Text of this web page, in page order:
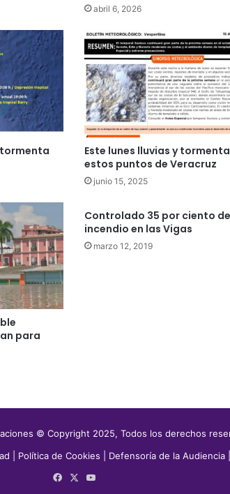
abril 6, 2026
tormenta
Este lunes lluvias y
estos puntos de Veracruz
junio 15, 2025
para
Controlado 35 por ciento de
incendio en las Vigas
marzo 12, 2019
© Copyright 2025, Todos los derechos
Política de Cookies Defensoría de la Audiencia|
Facebook
X YouTube